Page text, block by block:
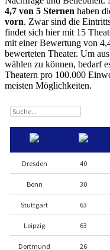
4,7 von 5 Sternen haben
vorn. Zwar sind die
findet sich hier mit 15
mit einer Bewertung von
bewerteten Theater. Um
wählen zu können, bedarf
Theatern pro 100.000
meisten Möglichkeiten.